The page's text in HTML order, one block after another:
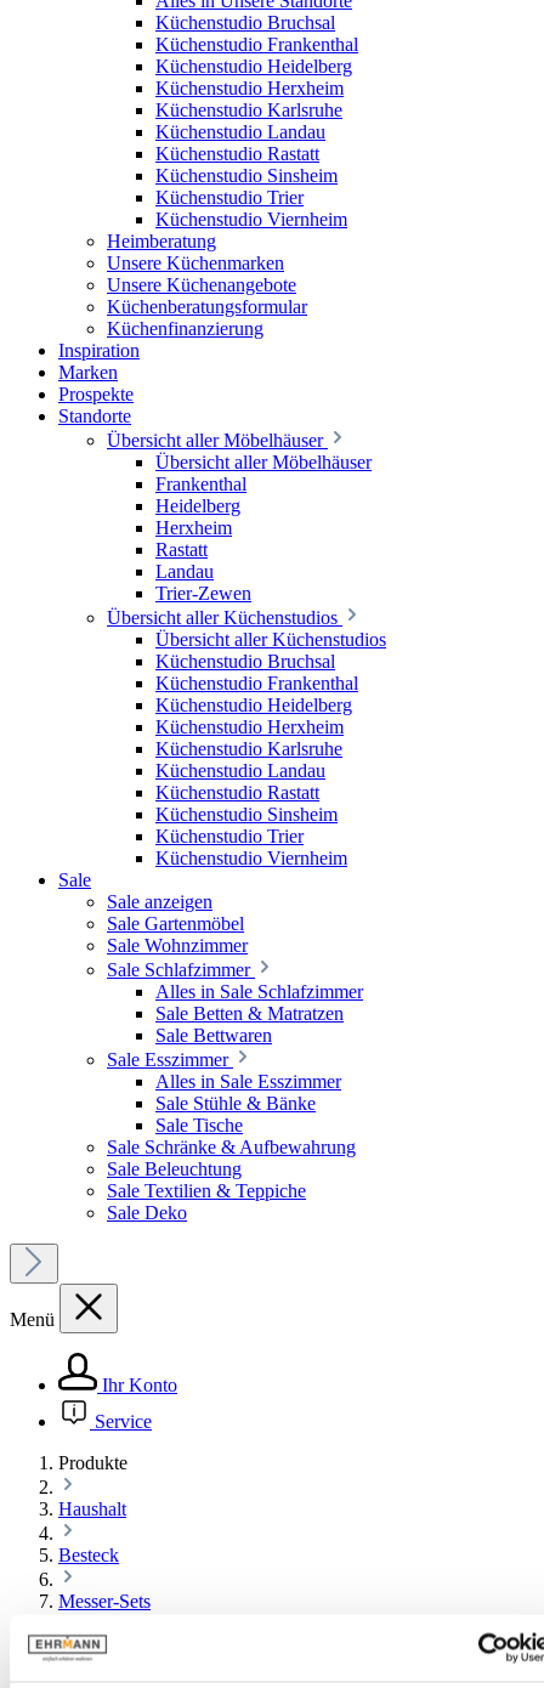
Küchenstudio Bruchsal
Küchenstudio Frankenthal
Küchenstudio Heidelberg
Küchenstudio Herxheim
Küchenstudio Karlsruhe
Küchenstudio Landau
Küchenstudio Rastatt
Küchenstudio Sinsheim
Küchenstudio Trier
Küchenstudio Viernheim
Heimberatung
Unsere Küchenmarken
Unsere Küchenangebote
Küchenberatungsformular
Küchenfinanzierung
Inspiration
Marken
Prospekte
Standorte
Übersicht aller Möbelhäuser
Übersicht aller Möbelhäuser
Frankenthal
Heidelberg
Herxheim
Rastatt
Landau
Trier-Zewen
Übersicht aller Küchenstudios
Übersicht aller Küchenstudios
Küchenstudio Bruchsal
Küchenstudio Frankenthal
Küchenstudio Heidelberg
Küchenstudio Herxheim
Küchenstudio Karlsruhe
Küchenstudio Landau
Küchenstudio Rastatt
Küchenstudio Sinsheim
Küchenstudio Trier
Küchenstudio Viernheim
Sale
Sale anzeigen
Sale Gartenmöbel
Sale Wohnzimmer
Sale Schlafzimmer
Alles in Sale Schlafzimmer
Sale Betten & Matratzen
Sale Bettwaren
Sale Esszimmer
Alles in Sale Esszimmer
Sale Stühle & Bänke
Sale Tische
Sale Schränke & Aufbewahrung
Sale Beleuchtung
Sale Textilien & Teppiche
Sale Deko
Menü
Ihr Konto
Service
Produkte
Haushalt
Besteck
Messer-Sets
Bildergalerie überspringen